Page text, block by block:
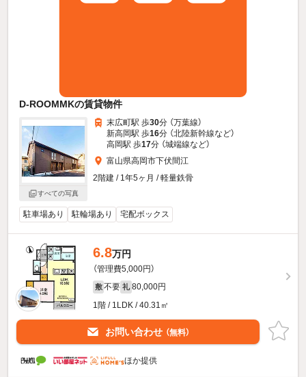
D-ROOMMKの賃貸物件
すべての写真
末広町駅 歩30分 （万葉線）
新高岡駅 歩16分 （北陸新幹線など）
高岡駅 歩17分 （城端線など）
富山県高岡市下伏間江
2階建 / 1年5ヶ月 / 軽量鉄骨
駐車場あり 駐輪場あり 宅配ボックス
6.8万円
（管理費5,000円）
敷 不要 礼 80,000円
1階 / 1LDK / 40.31㎡
お問い合わせ （無料）
ほか提供